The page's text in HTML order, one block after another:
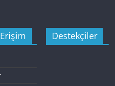
Erişim Destekçiler